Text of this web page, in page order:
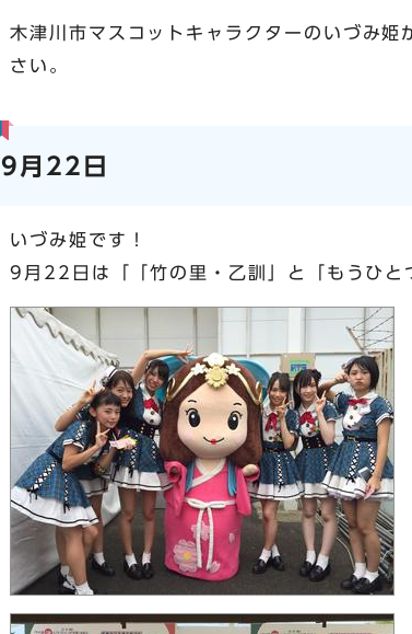
木津川市マスコットキャラクターのいづみ
さい。
9月22日
いづみ姫です！
9月22日は「「竹の里・乙訓」と「もうひと